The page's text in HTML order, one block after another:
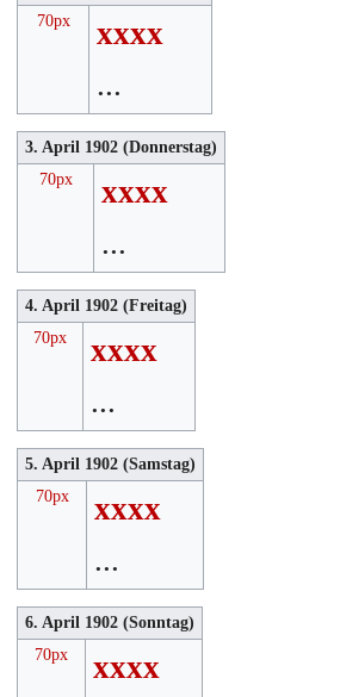
70px
xxxx
...
3. April 1902 (Donnerstag)
70px
xxxx
...
4. April 1902 (Freitag)
70px
xxxx
...
5. April 1902 (Samstag)
70px
xxxx
...
6. April 1902 (Sonntag)
70px
xxxx